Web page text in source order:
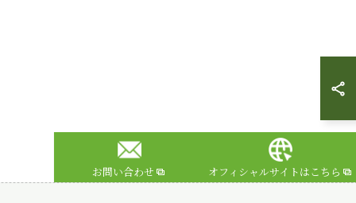
お問い合わせ オフィシャルサイトはこちら